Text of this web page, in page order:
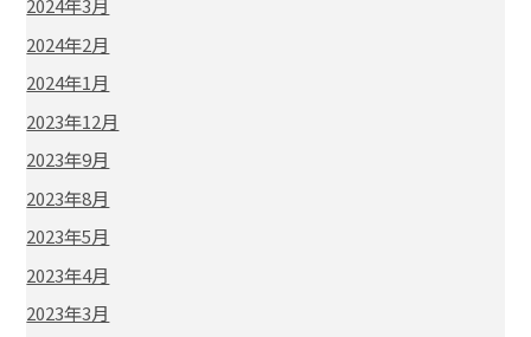
2024年3月
2024年2月
2024年1月
2023年12月
2023年9月
2023年8月
2023年5月
2023年4月
2023年3月